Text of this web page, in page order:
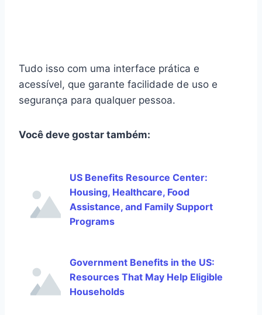
Tudo isso com uma interface prática e
acessível, que garante facilidade de uso e
segurança para qualquer pessoa.
Você deve gostar também:
US Benefits Resource Center:
Housing, Healthcare, Food
Assistance, and Family Support
Programs
Government Benefits in the US:
Resources That May Help Eligible
Households